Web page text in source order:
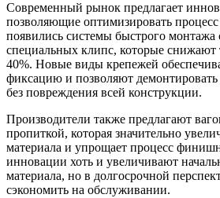
Современный рынок предлагает
позволяющие оптимизировать
появились системы быстрого монтажа
специальных клипс, которые снижают
40%. Новые виды крепежей
фиксацию и позволяют
без повреждения всей конструкции.
Производители также предлагают
пропиткой, которая значительно
материала и упрощает процесс
инновации хоть и увеличивают
материала, но в долгосрочной
сэкономить на обслуживании.